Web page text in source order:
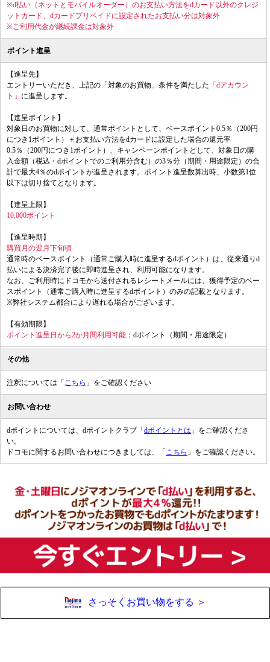
※d払い（ネットとモバイルオーダー）のお支払い方法をdカード以外のクレジ
ットカード、dカードプリペイドに設定されたお支払い分は対象外
※ご利用代金が継続課金は対象外
ポイント進呈
【進呈先】
エントリーいただき、上記の「対象のお買物」条件を満たした 「dアカウン
ト」 に進呈します。
【進呈ポイント】
対象日のお買物に対して、通常ポイントとして、ベースポイント0.5％（200円
につき1ポイント）＋お支払い方法をdカードに設定した場合の還元率
0.5％（200円につき1ポイント）、キャンペーンポイントとして、対象日の購
入金額（税込・dポイントでのご利用分含む）の3％分（期間・用途限定）の合
計で最大4％のdポイントが進呈されます。ポイント進呈数算出時、小数第1位
以下は切り捨てとなります。
【進呈上限】
10,000ポイント
【進呈時期】
購買月の翌月下旬頃
通常時のベースポイント（通常ご購入時に進呈するdポイント）は、従来通りd
払いによる決済完了後に即時進呈され、利用可能になります。
なお、ご利用時にドコモから送付されるレシートメールには、獲得予定のベー
スポイント（通常ご購入時に進呈するdポイント）のみの記載となります。
※弊社システム都合により遅れる場合がございます。
【有効期限】
ポイント進呈日から2か月間利用可能 ：dポイント（期間・用途限定）
その他
注釈については「 こちら 」をご確認ください
お問い合わせ
dポイントについては、dポイントクラブ「 dポイントとは 」をご確認くださ
い。
ドコモに関するお問い合わせにつきましては、「 こちら 」をご確認ください。
さっそくお買い物をする ＞